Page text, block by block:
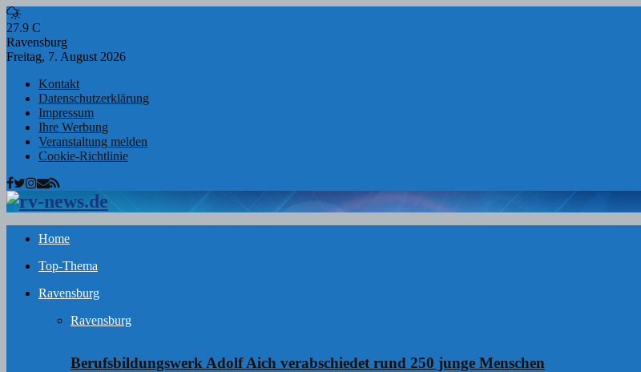
27.9 C
Ravensburg
Freitag, 7. August 2026
Kontakt
Datenschutzerklärung
Impressum
Ihre Werbung
Veranstaltung melden
Cookie-Richtlinie
Facebook
Twitter
Instagram
Email
Rss
Home
Top-Thema
Ravensburg
Ravensburg
Berufsbildungswerk Adolf Aich verabschiedet rund 250 junge Menschen